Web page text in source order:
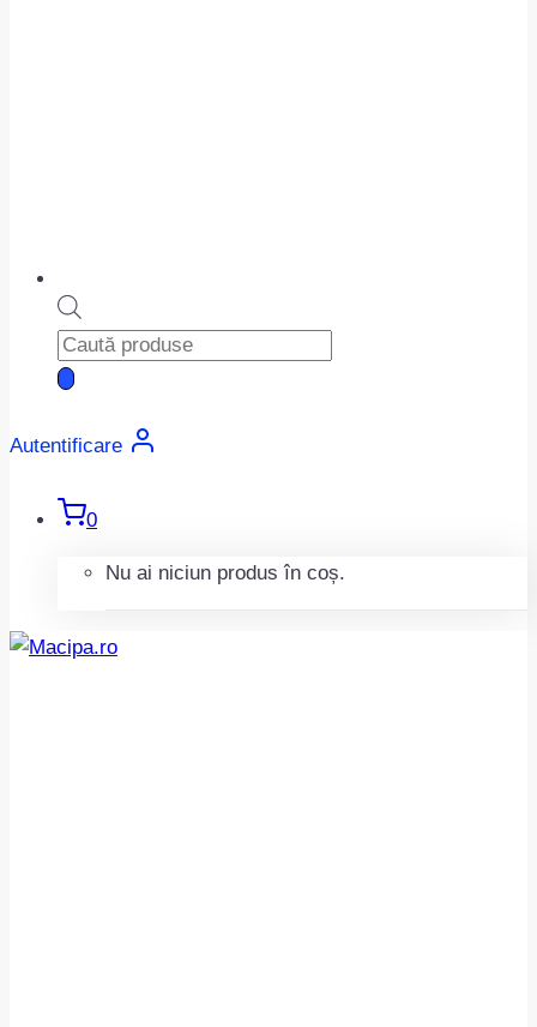
Products
search
Autentificare
0
Nu ai niciun produs în coș.